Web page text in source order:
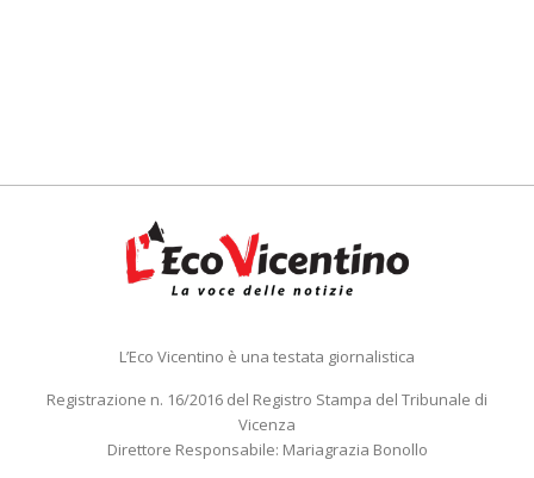
L’Eco Vicentino è una testata giornalistica
Registrazione n. 16/2016 del Registro Stampa del Tribunale di
Vicenza
Direttore Responsabile: Mariagrazia Bonollo